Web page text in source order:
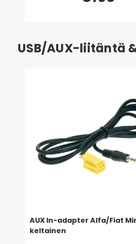
USB/AUX-liitäntä
AUX In-adapter Alfa/Fiat
keltainen